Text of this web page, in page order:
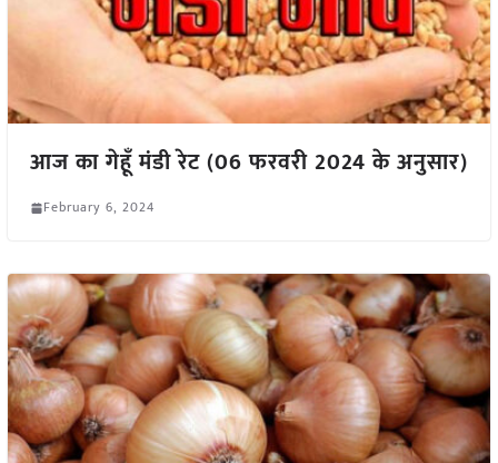
आज का गेहूँ मंडी रेट (06 फरवरी 2024 के अनुसार)
February 6, 2024